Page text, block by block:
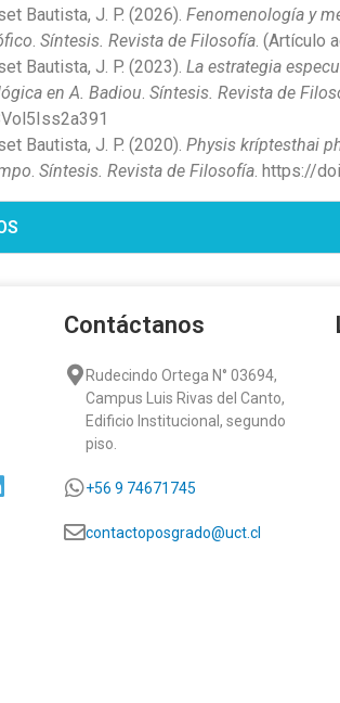
Bautista, J. P. (2026).Fenomenología y
.Síntesis. Revista de Filosofía. (Artículo
Bautista, J. P. (2023).La estrategia
en A. Badiou.Síntesis. Revista de
Bautista, J. P. (2020).Physis kríptesthai
.Síntesis. Revista de Filosofía.https://
Contáctanos
Rudecindo Ortega N° 03694,
Campus Luis Rivas del Canto,
Edificio Institucional, segundo
piso.
+56 9 74671745
contactoposgrado@uct.cl